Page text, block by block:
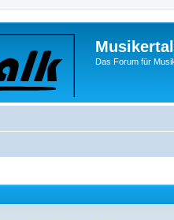
Das Forum für